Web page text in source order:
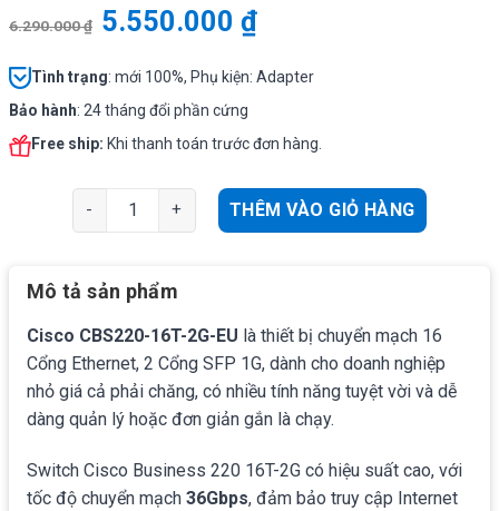
6.290.000₫ 5.550.000₫
Tình trạng: mới 100%, Phụ kiện: Adapter
Bảo hành: 24 tháng đổi phần cứng
Free ship: Khi thanh toán trước đơn hàng.
Cisco CBS220-16T-2G-EU | Switch chia mạng 16 Port
THÊM VÀO GIỎ HÀNG
Mô tả sản phẩm
Cisco CBS220-16T-2G-EU là thiết bị chuyển mạch 16
Cổng Ethernet, 2 Cổng SFP 1G, dành cho doanh nghiệp
nhỏ giá cả phải chăng, có nhiều tính năng tuyệt vời và dễ
dàng quản lý hoặc đơn giản gắn là chạy.
Switch Cisco Business 220 16T-2G có hiệu suất cao, với
tốc độ chuyển mạch 36Gbps, đảm bảo truy cập Internet